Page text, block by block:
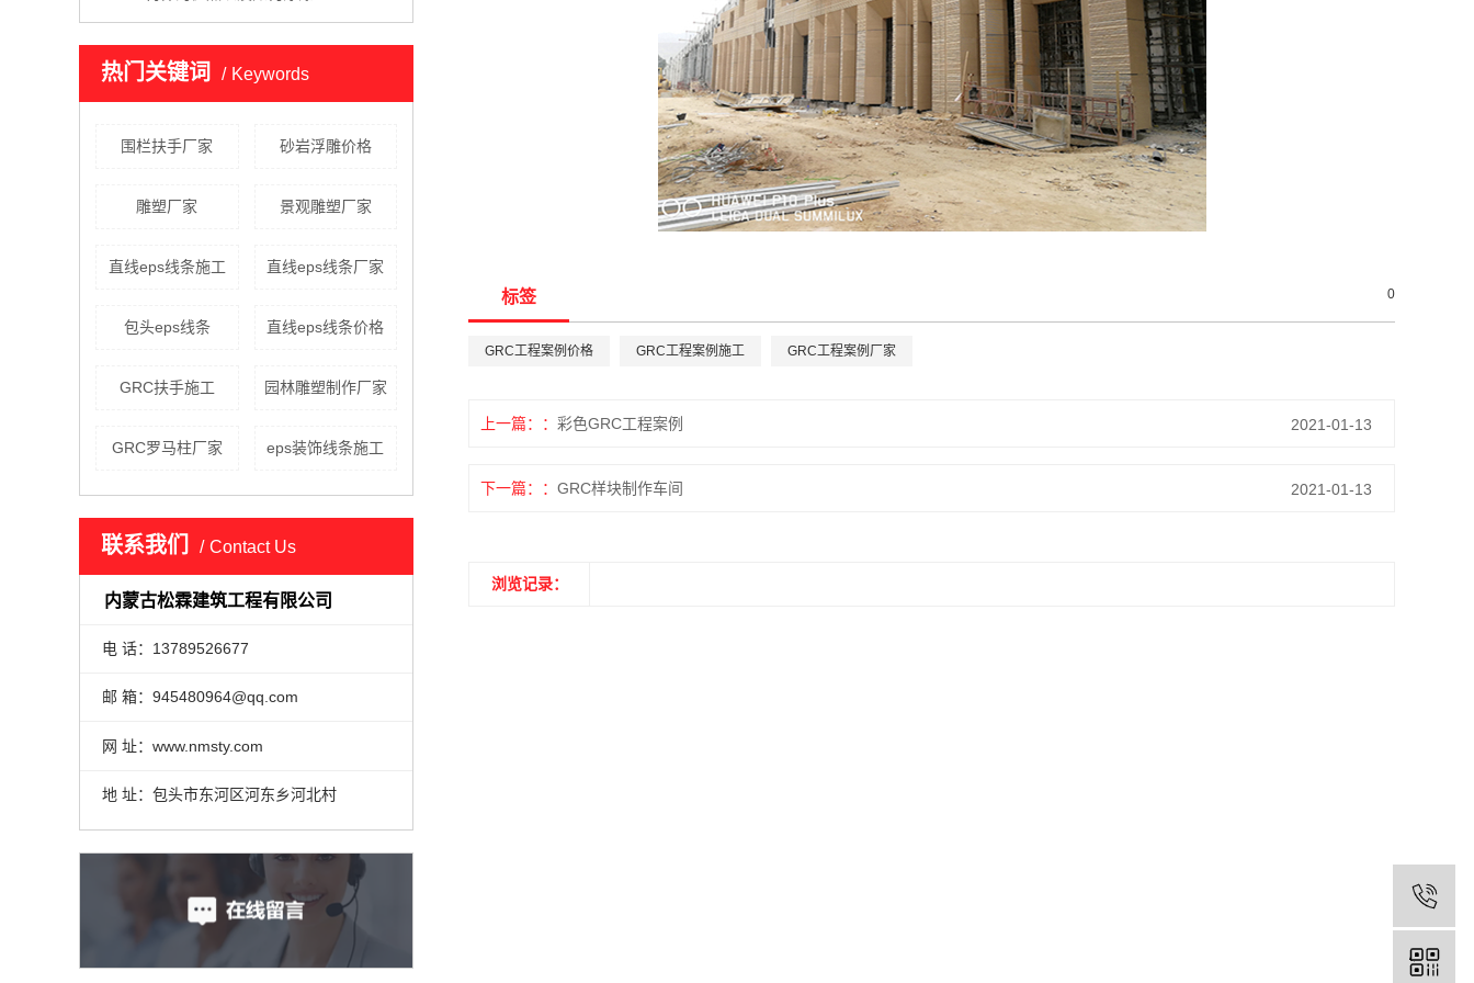
热门关键词 Keywords
围栏扶手厂家 砂岩浮雕价格
雕塑厂家 景观雕塑厂家
直线eps线条施工 直线eps线条厂家
包头eps线条 直线eps线条价格
GRC扶手施工 园林雕塑制作厂家
GRC罗马柱厂家 eps装饰线条施工
联系我们 Contact Us
内蒙古松霖建筑工程有限公司
电 话：13789526677
邮 箱：945480964@qq.com
网 址：www.nmsty.com
地 址：包头市东河区河东乡河北村
标签 0
GRC工程案例价格 GRC工程案例施工 GRC工程案例厂家
上一篇： 彩色GRC工程案例 2021-01-13
下一篇： GRC样块制作车间 2021-01-13
浏览记录：